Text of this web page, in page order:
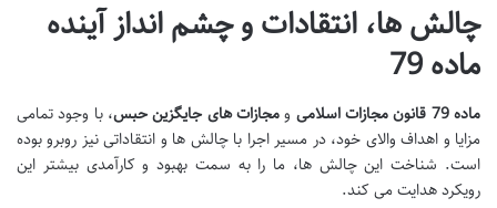
چالش ها، انتقادات و چشم انداز آینده
ماده 79
ماده 79 قانون مجازات اسلامی ومجازات های جایگزین حبس، با وجود تمامی
مزایا و اهداف والای خود، در مسیر اجرا با چالش ها و انتقاداتی نیز روبرو بوده
است. شناخت این چالش ها، ما را به سمت بهبود و کارآمدی بیشتر این
رویکرد هدایت می کند.